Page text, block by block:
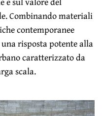
Combinando materiali
contemporanee
risposta potente alla
caratterizzato da
scala.